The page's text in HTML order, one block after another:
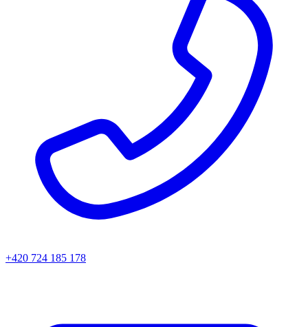
+420 724 185 178